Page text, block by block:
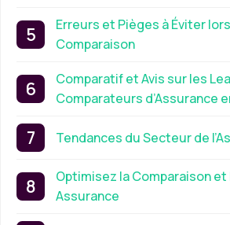
Erreurs et Pièges à Éviter
Comparaison
Comparatif et Avis sur les
Comparateurs d’Assurance
Tendances du Secteur de
Optimisez la Comparaison
Assurance